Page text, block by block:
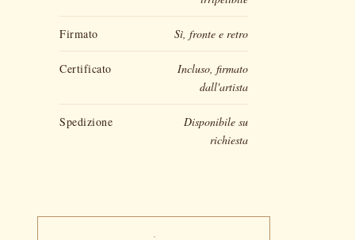
Firmato Sì, fronte e retro
Certificato
Incluso, firmato
dall'artista
Spedizione
Disponibile su
richiesta